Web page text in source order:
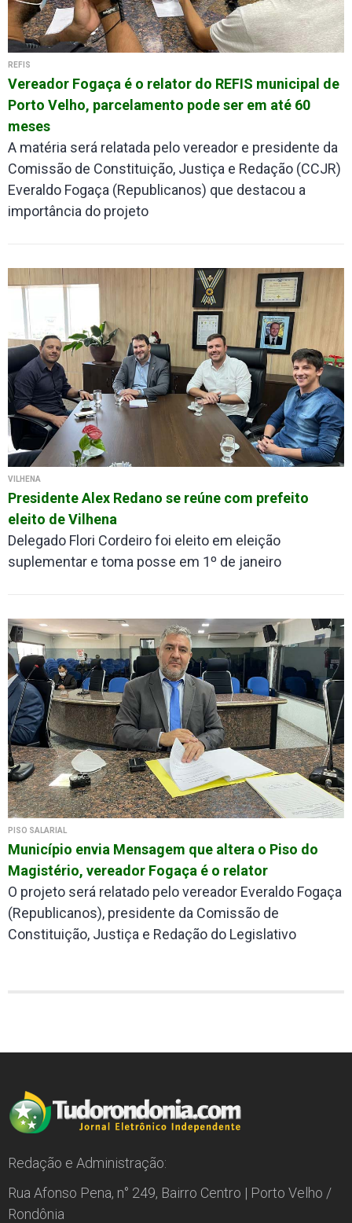
REFIS
Vereador Fogaça é o relator do REFIS municipal de
Porto Velho, parcelamento pode ser em até 60
meses
A matéria será relatada pelo vereador e presidente da
Comissão de Constituição, Justiça e Redação (CCJR)
Everaldo Fogaça (Republicanos) que destacou a
importância do projeto
VILHENA
Presidente Alex Redano se reúne com prefeito
eleito de Vilhena
Delegado Flori Cordeiro foi eleito em eleição
suplementar e toma posse em 1º de janeiro
PISO SALARIAL
Município envia Mensagem que altera o Piso do
Magistério, vereador Fogaça é o relator
O projeto será relatado pelo vereador Everaldo Fogaça
(Republicanos), presidente da Comissão de
Constituição, Justiça e Redação do Legislativo
Redação e Administração:
Rua Afonso Pena, n° 249, Bairro Centro | Porto Velho /
Rondônia